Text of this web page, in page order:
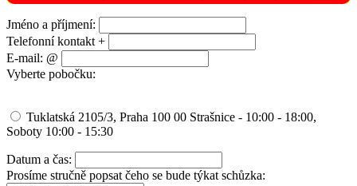
Jméno a příjmení:
Telefonní kontakt +
E-mail: @
Vyberte pobočku:
Tuklatská 2105/3, Praha 100 00 Strašnice - 10:00 - 18:00,
Soboty 10:00 - 15:30
Datum a čas:
Prosíme stručně popsat čeho se bude týkat schůzka: